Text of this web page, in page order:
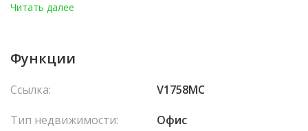
Idéalement situés dans le quartier prisé de Fontvieille, ces
standing avec jardins privés, sécurité 24h/24 et atmosphère
prestigieux et serein.
d’accueil/réception, de six bureaux modulables, d’une cuisine
Читать далее
Функции
Ссылка:
V1758MC
Тип недвижимости:
Офис